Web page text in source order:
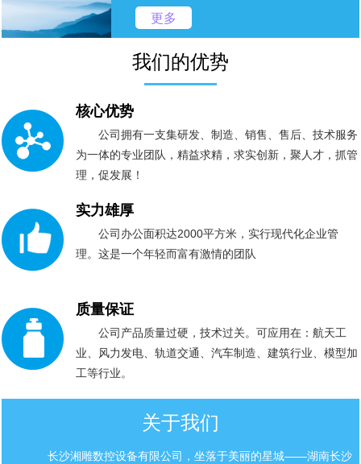
更多
我们的优势
核心优势
公司拥有一支集研发、制造、销售、售后、技术服务
为一体的专业团队，精益求精，求实创新，聚人才，抓管
理，促发展！
实力雄厚
公司办公面积达2000平方米，实行现代化企业管
理。这是一个年轻而富有激情的团队
质量保证
公司产品质量过硬，技术过关。可应用在：航天工
业、风力发电、轨道交通、汽车制造、建筑行业、模型加
工等行业。
关于我们
长沙湘雕数控设备有限公司，坐落于美丽的星城——湖南长沙